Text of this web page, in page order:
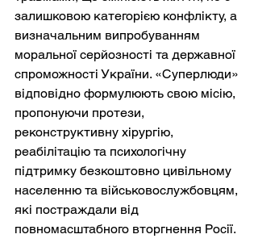
залишковою категорією конфлікту, а
визначальним випробуванням
моральної серйозності та державної
спроможності України. «Суперлюди»
відповідно формулюють свою місію,
пропонуючи протези,
реконструктивну хірургію,
реабілітацію та психологічну
підтримку безкоштовно цивільному
населенню та військовослужбовцям,
які постраждали від
повномасштабного вторгнення Росії.